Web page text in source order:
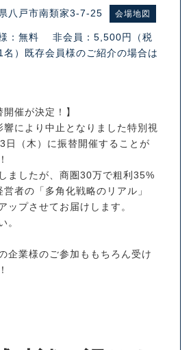
八戸市南類家3-7-25
会場地図
：無料 非会員：5,500円（税
名）既存会員様のご紹介の場合は
開催が決定！】
により中止となりました特別視
日（木）に振替開催することが
ましたが、商圏30万で粗利35%
者の「多角化戦略のリアル」
ップさせてお届けします。
。
企業様のご参加ももちろん受け